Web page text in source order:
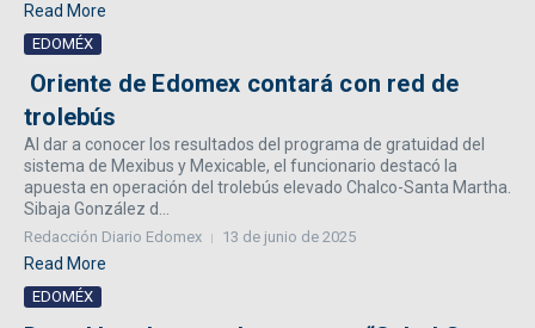
Read More
EDOMÉX
Oriente de Edomex contará con red de
trolebús
Al dar a conocer los resultados del programa de gratuidad del
sistema de Mexibus y Mexicable, el funcionario destacó la
apuesta en operación del trolebús elevado Chalco-Santa Martha.
Sibaja González d...
Redacción Diario Edomex 13 de junio de 2025
Read More
EDOMÉX